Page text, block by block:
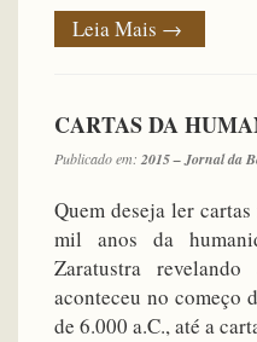
Leia Mais →
CARTAS DA
Publicado em: 2015 – Jornal da
Quem deseja ler
mil anos da
Zaratustra
aconteceu no começo
de 6.000 a.C., até a